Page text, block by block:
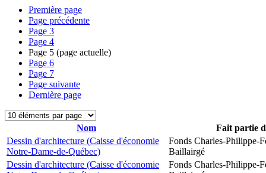
Première page
Page précédente
Page 3
Page 4
Page 5 (page actuelle)
Page 6
Page 7
Page suivante
Dernière page
Nom
Fait partie
Dessin d'architecture (Caisse d'économie
Notre-Dame-de-Québec)
Fonds Charles-Philippe-
Baillairgé
Dessin d'architecture (Caisse d'économie
Fonds Charles-Philippe-